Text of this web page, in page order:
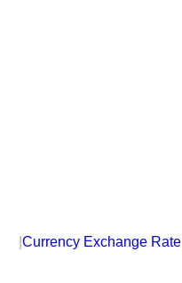
Currency Exchange Rate